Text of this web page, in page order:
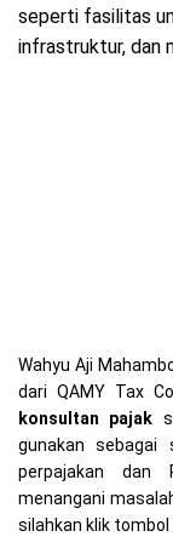
seperti fasilitas
infrastruktur, dan
Wahyu Aji
dari QAMY Tax
konsultan pajak
gunakan sebagai
perpajakan dan
menangani
silahkan klik tombol